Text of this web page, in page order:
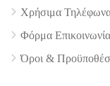
Χρήσιμα
Φόρμα
Όροι &